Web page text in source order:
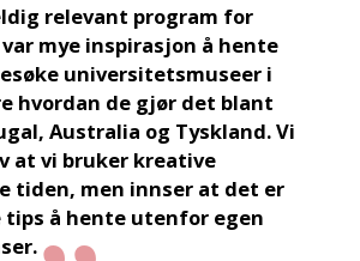
relevant program for
mye inspirasjon å hente
universitetsmuseer i
hvordan de gjør det blant
Australia og Tyskland. Vi
at vi bruker kreative
tiden, men innser at det er
tips å hente utenfor egen